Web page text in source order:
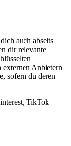
auch abseits
dir relevante
externen Anbietern
sofern du deren
TikTok